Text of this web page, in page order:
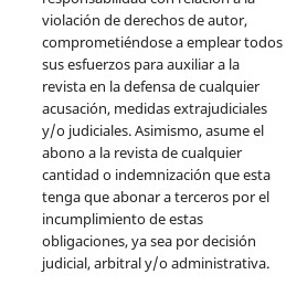
violación de derechos de autor,
comprometiéndose a emplear todos
sus esfuerzos para auxiliar a la
revista en la defensa de cualquier
acusación, medidas extrajudiciales
y/o judiciales. Asimismo, asume el
abono a la revista de cualquier
cantidad o indemnización que esta
tenga que abonar a terceros por el
incumplimiento de estas
obligaciones, ya sea por decisión
judicial, arbitral y/o administrativa.